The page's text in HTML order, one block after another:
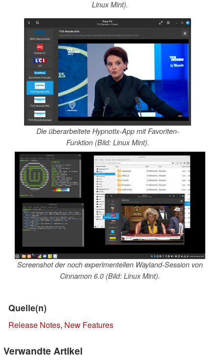
Linux Mint).
Die überarbeitete Hypnotix-App mit Favoriten-
Funktion (Bild: Linux Mint).
Screenshot der noch experimentellen Wayland-Session von
Cinnamon 6.0 (Bild: Linux Mint).
Quelle(n)
Release Notes, New Features
Verwandte Artikel